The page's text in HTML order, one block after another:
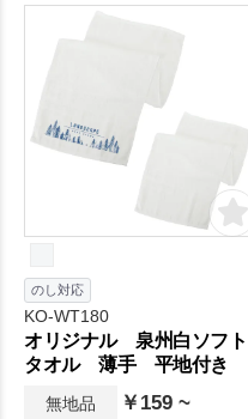
地は普段使い向きながらちょ
っとリッチな厚さのタオル
で、繊維の柔らかさがしっか
りと引き出されて吸水性と速
乾性に優れています。
のし対応
KO-WT180
オリジナル 泉州白ソフト
タオル 薄手 平地付き
無地品 ￥159 ~